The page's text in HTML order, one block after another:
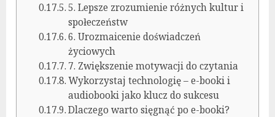
5. Lepsze zrozumienie różnych kultur i
społeczeństw
6. Urozmaicenie doświadczeń
życiowych
7. Zwiększenie motywacji do czytania
Wykorzystaj technologię – e-booki i
audiobooki jako klucz do sukcesu
Dlaczego warto sięgnąć po e-booki?